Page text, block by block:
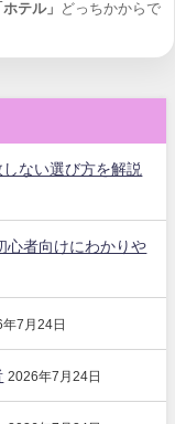
テル」
どっちかからで
ない選び方を解説
心者向けにわかりや
7月24日
2026年7月24日